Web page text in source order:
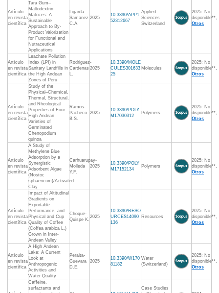
Artículo
en revista
científica
Tara Gum–
Maltodextrin
Matrices: A
Sustainable
Approach to By-
Product Valorization
for Functional and
Nutraceutical
Applications
Ligarda-
Samanez
C.A.
2025
10.3390/APP1
52312667
Applied
Sciences
Switzerland
2025: No
disponible**,
Otros
Artículo
en revista
científica
Leachate Pollution
Index (LPI) in
Sanitary Landfills in
the High Andean
Zones of Peru
Rodriguez-
Cardenas
L.
2025
10.3390/MOLE
CULES301633
25
Molecules
2025: No
disponible**,
Otros
Artículo
en revista
científica
Study of the
Physical–Chemical,
Thermal, Structural,
and Rheological
Properties of Four
High Andean
Varieties of
Germinated
Chenopodium
quinoa
Ramos-
Pacheco
B.S.
2025
10.3390/POLY
M17030312
Polymers
2025: No
disponible**,
Otros
Artículo
en revista
científica
A Study of
Methylene Blue
Adsorption by a
Synergistic
Adsorbent Algae
(Nostoc
sphaericum)/Activated
Clay
Carhuarupay-
Molleda
Y.F.
2025
10.3390/POLY
M17152134
Polymers
2025: No
disponible**,
Otros
Artículo
en revista
científica
Impact of Altitudinal
Gradients on
Exportable
Performance, and
Physical and Cup
Quality of Coffee
(Coffea arabica L.)
Grown in Inter-
Andean Valley
Choque-
Quispe K.
2025
10.3390/RESO
URCES14090
136
Resources
2025: No
disponible**,
Otros
Artículo
en revista
científica
A High Andean
Lake: A Current
Look at
Anthropogenic
Activities and
Water Quality
Peralta-
Guevara
D.E.
2025
10.3390/W170
81182
Water
(Switzerland)
2025: No
disponible**,
Otros
Caffeine,
surfactants and
Case Studies